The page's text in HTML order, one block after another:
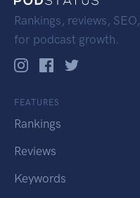
Rankings, reviews,
for podcast growth.
FEATURES
Rankings
Reviews
Keywords